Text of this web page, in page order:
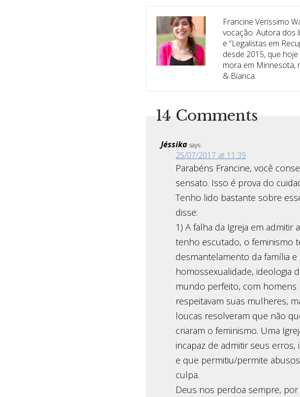
Francine Veríssimo
vocação. Autora dos
e “Legalistas em
desde 2015, que
mora em Minnesota,
& Bianca.
14 Comments
Jéssika says:
25/07/2017 at 11:39
Parabéns Francine, você
sensato. Isso é prova do
Tenho lido bastante sobre
disse:
1) A falha da Igreja em admitir
tenho escutado, o feminismo
desmantelamento da família
homossexualidade, ideologia
mundo perfeito, com homens
respeitavam suas mulheres,
loucas resolveram que não
criaram o feminismo. Uma
incapaz de admitir seus
e que permitiu/permite
culpa.
Deus nos perdoa sempre,